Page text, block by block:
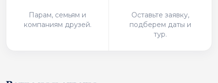
Парам, семьям и
компаниям друзей.
Оставьте заявку,
подберем даты и
тур.